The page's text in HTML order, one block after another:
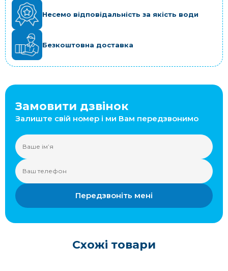
Несемо відповідальність за якість води
Безкоштовна доставка
Замовити дзвінок
Залиште свій номер і ми Вам передзвонимо
Передзвоніть мені
Схожі товари